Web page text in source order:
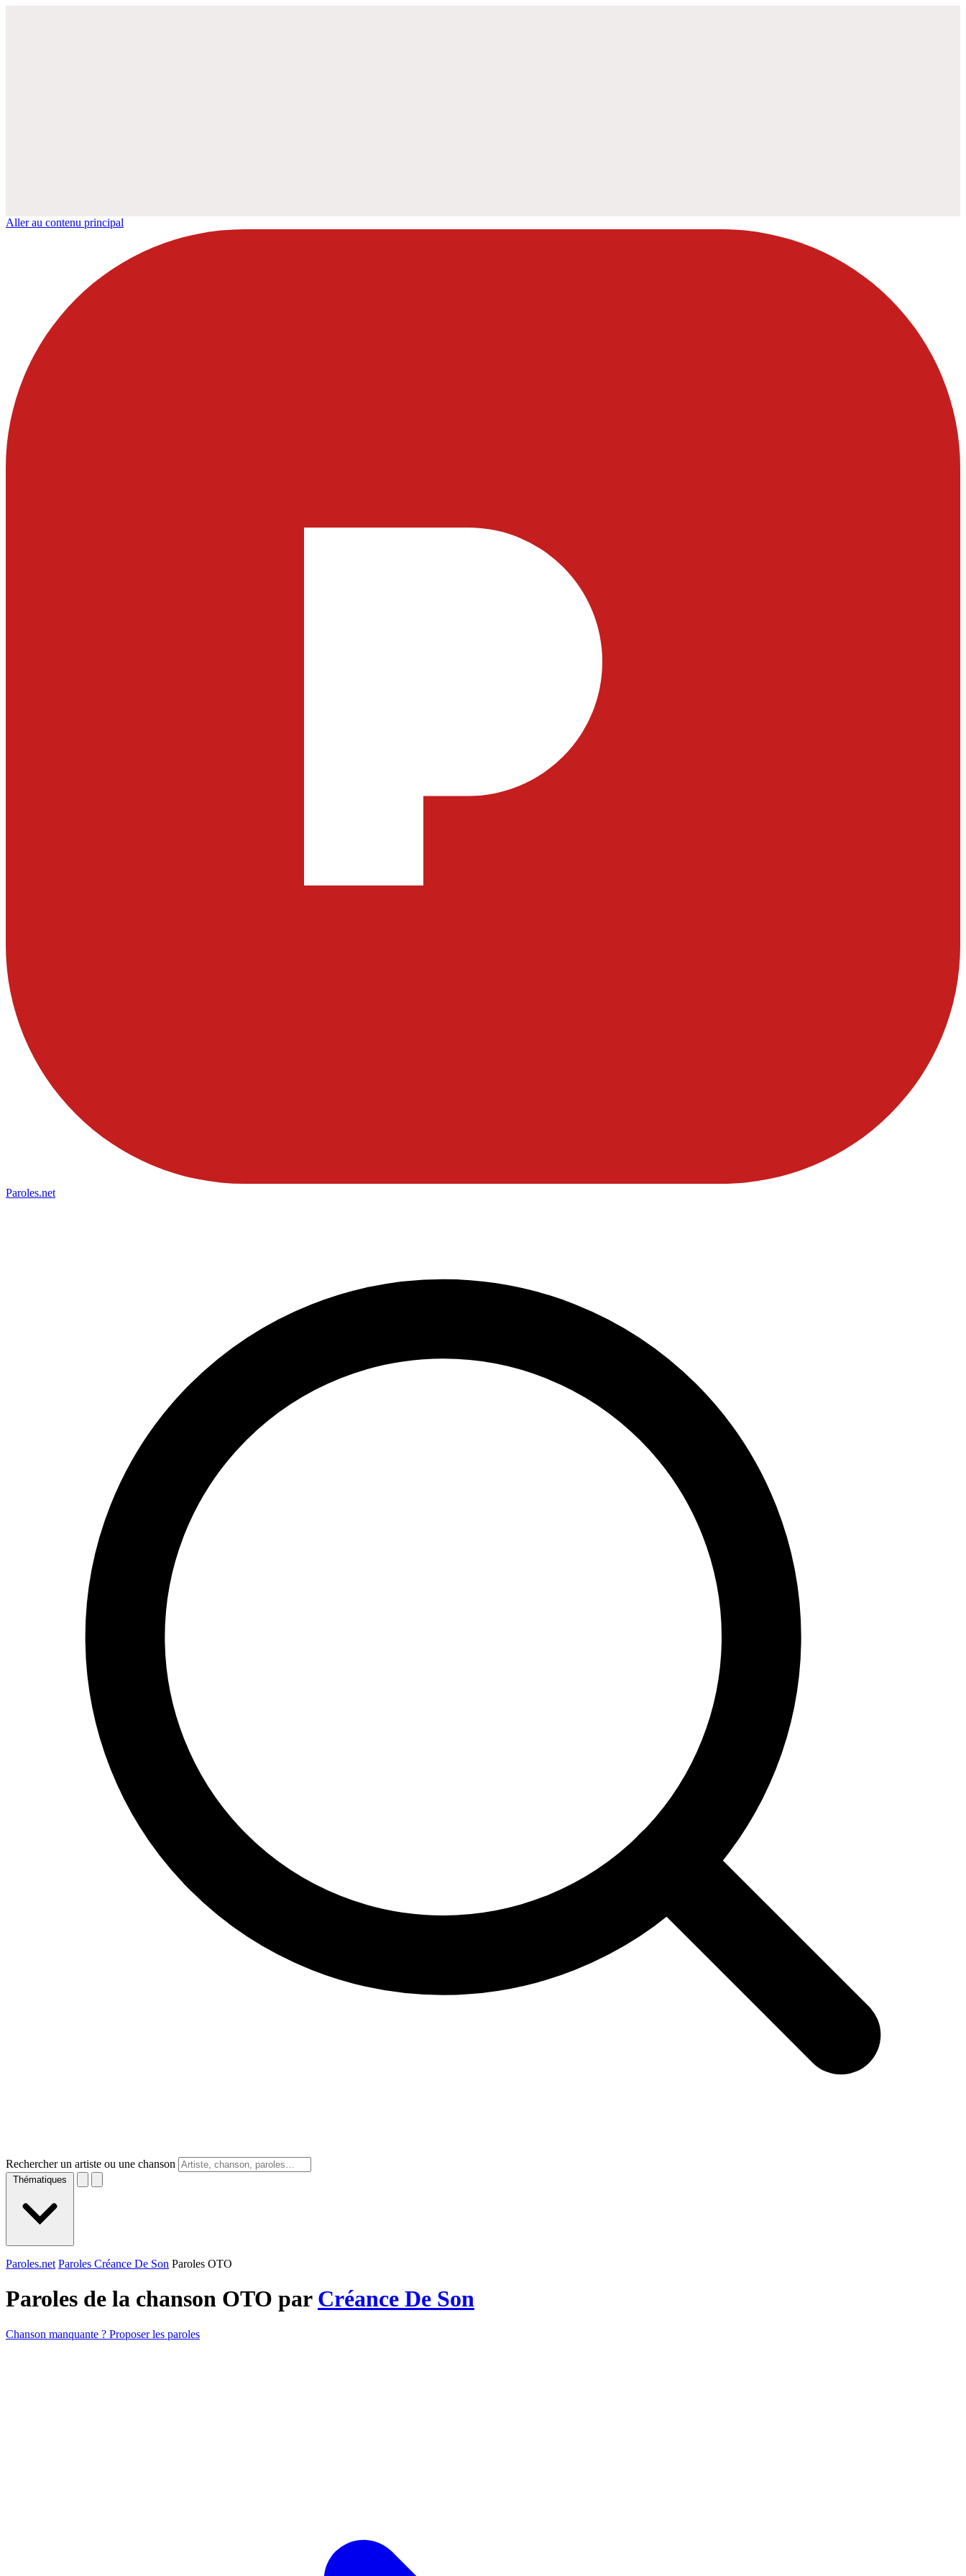
Aller au contenu principal
Paroles.net
Rechercher un artiste ou une chanson
Thématiques
Paroles.net Paroles Créance De Son Paroles OTO
Paroles de la chanson OTO par Créance De Son
Chanson manquante ? Proposer les paroles